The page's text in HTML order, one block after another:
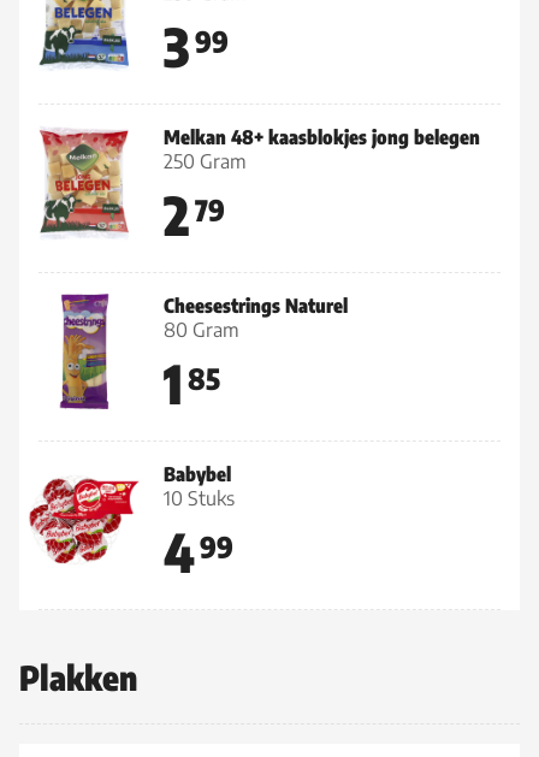
399
Melkan 48+ kaasblokjes jong belegen
250 Gram
279
Cheesestrings Naturel
80 Gram
1 85
Babybel
10 Stuks
499
Plakken